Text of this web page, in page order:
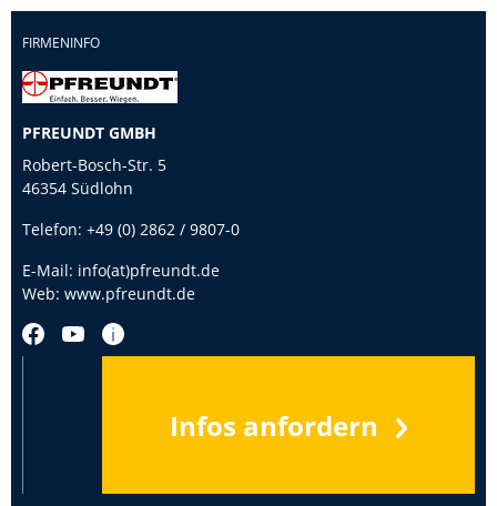
FIRMENINFO
PFREUNDT GMBH
Robert-Bosch-Str. 5
46354 Südlohn
Telefon: +49 (0) 2862 / 9807-0
E-Mail: info(at)pfreundt.de
Web: www.pfreundt.de
Infos anfordern